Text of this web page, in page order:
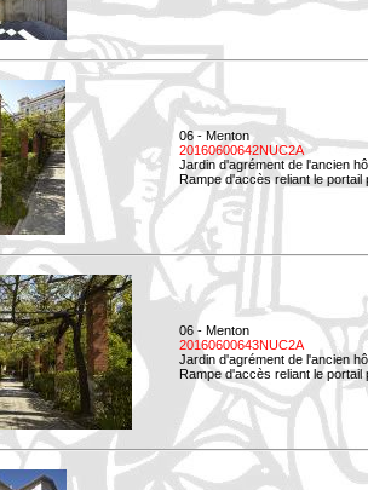
06 - Menton
20160600642NUC2A
Jardin d'agrément de l'ancien
Rampe d'accès reliant le portail
06 - Menton
20160600643NUC2A
Jardin d'agrément de l'ancien
Rampe d'accès reliant le